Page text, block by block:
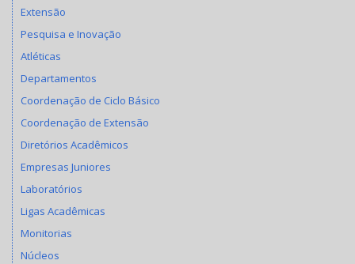
Extensão
Pesquisa e Inovação
Atléticas
Departamentos
Coordenação de Ciclo Básico
Coordenação de Extensão
Diretórios Acadêmicos
Empresas Juniores
Laboratórios
Ligas Acadêmicas
Monitorias
Núcleos